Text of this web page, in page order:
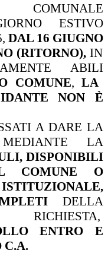
COMUNALE
ESTIVO
DAL 16 GIUGNO
(RITORNO), IN
ABILI
COMUNE,LA
NON È
A DARE LA
MEDIANTE LA
DISPONIBILI
COMUNE O
DELLA
RICHIESTA,
ENTRO E
C.A.